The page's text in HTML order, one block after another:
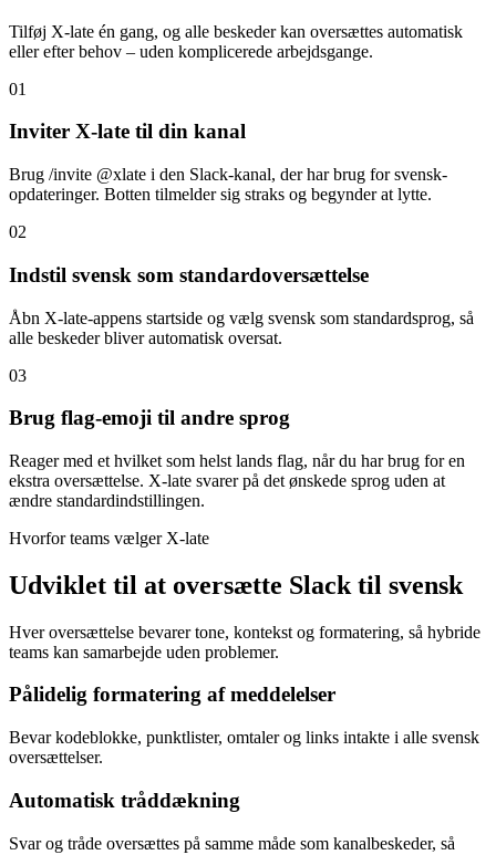
Tilføj X-late én gang, og alle beskeder kan oversættes automatisk
eller efter behov – uden komplicerede arbejdsgange.
01
Inviter X-late til din kanal
Brug /invite @xlate i den Slack-kanal, der har brug for svensk-
opdateringer. Botten tilmelder sig straks og begynder at lytte.
02
Indstil svensk som standardoversættelse
Åbn X-late-appens startside og vælg svensk som standardsprog, så
alle beskeder bliver automatisk oversat.
03
Brug flag-emoji til andre sprog
Reager med et hvilket som helst lands flag, når du har brug for en
ekstra oversættelse. X-late svarer på det ønskede sprog uden at
ændre standardindstillingen.
Hvorfor teams vælger X-late
Udviklet til at oversætte Slack til svensk
Hver oversættelse bevarer tone, kontekst og formatering, så hybride
teams kan samarbejde uden problemer.
Pålidelig formatering af meddelelser
Bevar kodeblokke, punktlister, omtaler og links intakte i alle svensk
oversættelser.
Automatisk tråddækning
Svar og tråde oversættes på samme måde som kanalbeskeder, så